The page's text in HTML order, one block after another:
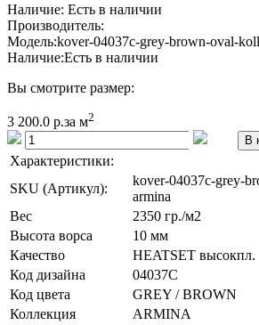
Наличие: Есть в наличии
Производитель:
Модель:kover-04037c-grey-brown-oval-
Наличие:Есть в наличии
Вы смотрите размер:
3 200.0 р.за м2
В
Характеристики:
SKU (Артикул):
kover-04037c-grey-
armina
Вес
2350 гр./м2
Высота ворса
10 мм
Качество
HEATSET высокпл.
Код дизайна
04037C
Код цвета
GREY / BROWN
Коллекция
ARMINA